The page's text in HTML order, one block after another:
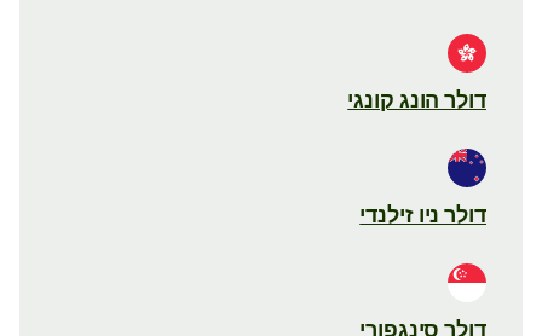
דולר הונג קונגי
דולר ניו זילנדי
דולר סינגפורי